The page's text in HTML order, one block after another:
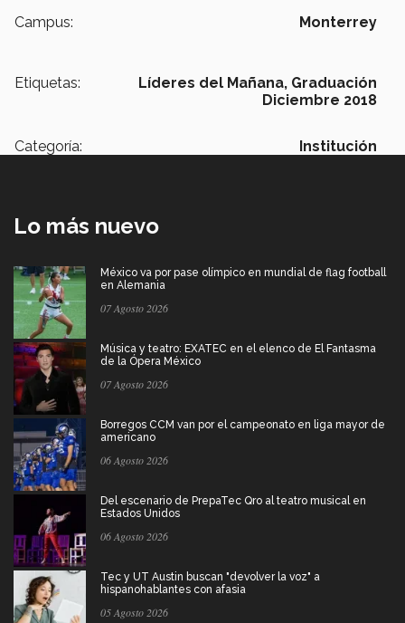
Campus:
Monterrey
Etiquetas: Líderes del Mañana, Graduación
Diciembre 2018
Categoría: Institución
Lo más nuevo
México va por pase olímpico en mundial de flag football
en Alemania
07 Agosto 2026
Música y teatro: EXATEC en el elenco de El Fantasma
de la Ópera México
07 Agosto 2026
Borregos CCM van por el campeonato en liga mayor de
americano
06 Agosto 2026
Del escenario de PrepaTec Qro al teatro musical en
Estados Unidos
06 Agosto 2026
Tec y UT Austin buscan "devolver la voz" a
hispanohablantes con afasia
05 Agosto 2026